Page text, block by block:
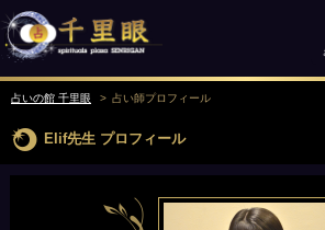
占いの館 千里眼 占い師プロフィール
Elif先生 プロフィール